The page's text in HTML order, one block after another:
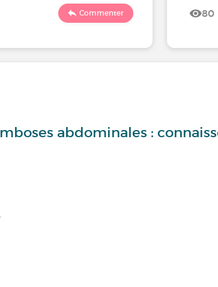
Commenter 80
abdominales :